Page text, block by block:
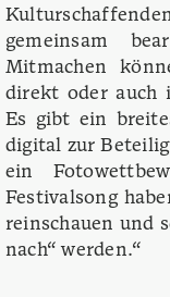
gemeinsam
Mitmachen
direkt oder auch
Es gibt ein
digital zur
ein
Festivalsong
reinschauen und
nach“ werden.“